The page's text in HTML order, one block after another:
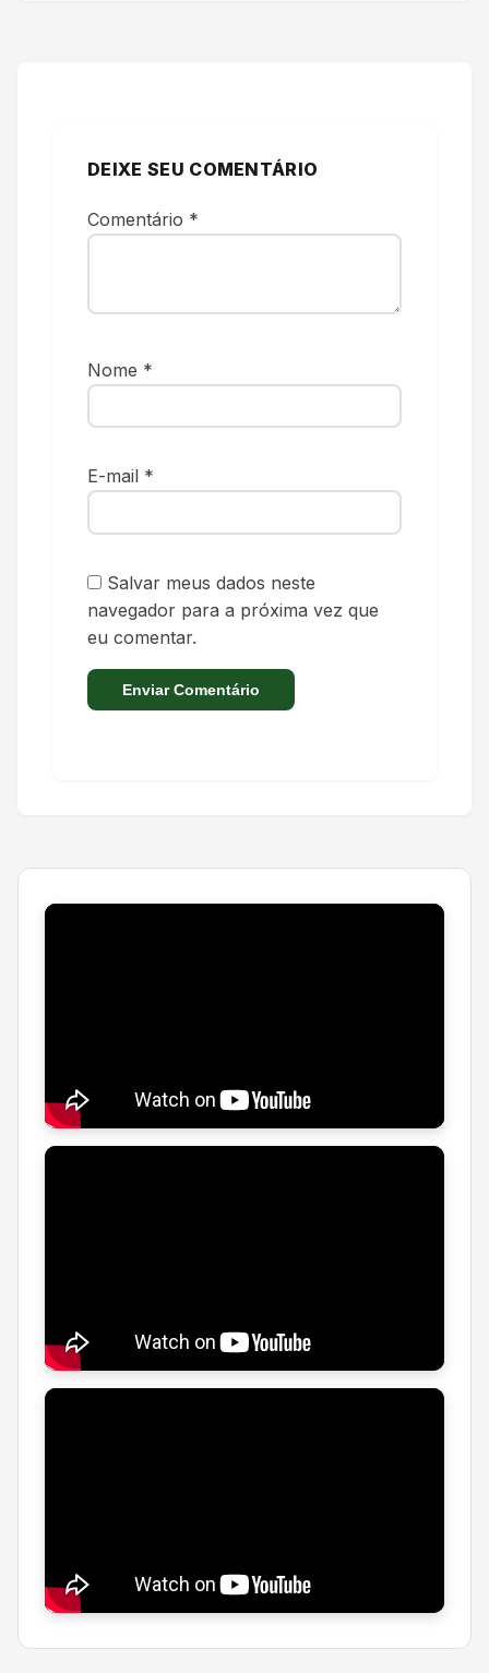
DEIXE SEU COMENTÁRIO
Comentário *
Nome *
E-mail *
Salvar meus dados neste
navegador para a próxima vez que
eu comentar.